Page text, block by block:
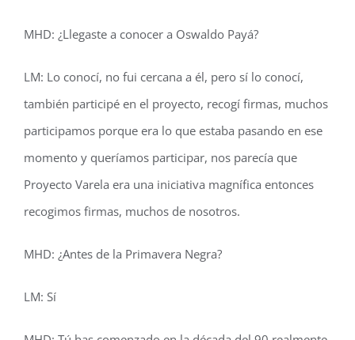
MHD: ¿Llegaste a conocer a Oswaldo Payá?
LM: Lo conocí, no fui cercana a él, pero sí lo conocí,
también participé en el proyecto, recogí firmas, muchos
participamos porque era lo que estaba pasando en ese
momento y queríamos participar, nos parecía que
Proyecto Varela era una iniciativa magnífica entonces
recogimos firmas, muchos de nosotros.
MHD: ¿Antes de la Primavera Negra?
LM: Sí